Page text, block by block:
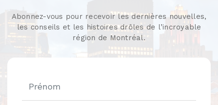
Abonnez-vous pour recevoir les dernières nouvelles,
les conseils et les histoires drôles de l’incroyable
région de Montréal.